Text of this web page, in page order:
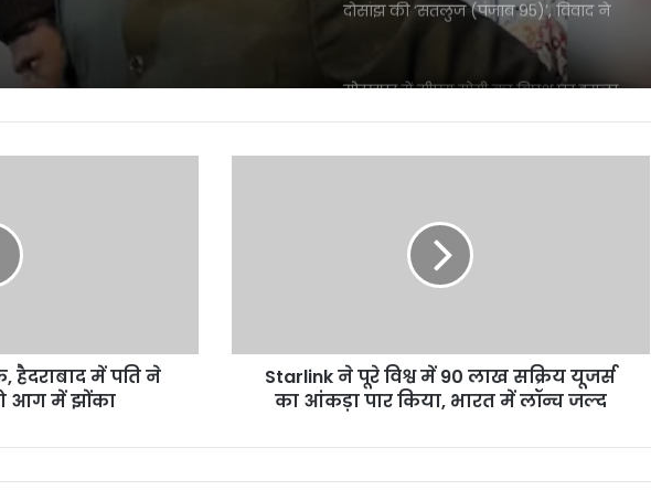
दोसांझ की ‘सतलुज (पंजाब 95)’, विवाद ने
गोरखपुर में सीएम योगी का विपक्ष पर हमला,
‘भारत भाग्य विधाता’ की बॉक्स ऑफिस पर
₹370 की बिरयानी विवाद में बढ़ीं प्रणित मोरे-
हिमांशु जांगड़ा की मुश्किलें, NCW ने भेजा समन
में पति ने
आग में झोंका
यूजर्स
किया,
Starlink ने पूरे विश्व में 90 लाख सक्रिय यूजर्स
का आंकड़ा पार किया, भारत में लॉन्च जल्द